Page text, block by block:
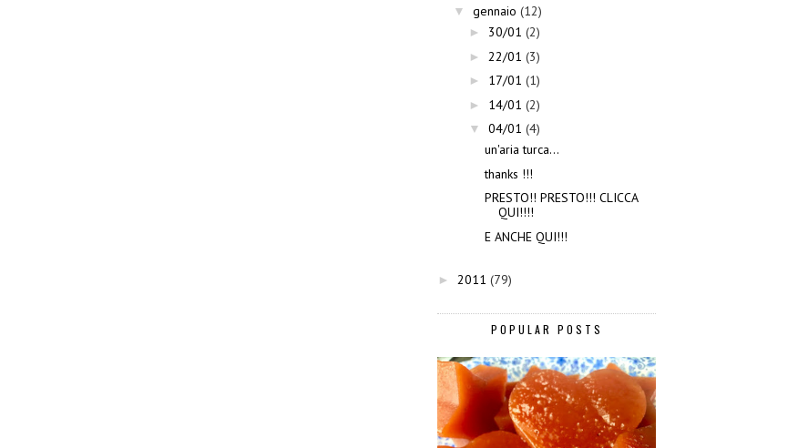
▼ gennaio (12)
► 30/01 (2)
► 22/01 (3)
► 17/01 (1)
► 14/01 (2)
▼ 04/01 (4)
un'aria turca...
thanks !!!
PRESTO!! PRESTO!!! CLICCA
QUI!!!!
E ANCHE QUI!!!
► 2011 (79)
POPULAR POSTS